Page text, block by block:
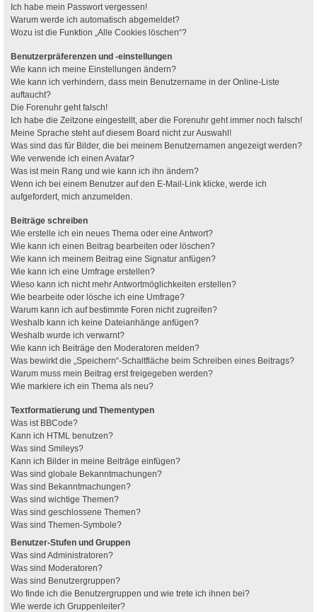
Ich habe mein Passwort vergessen!
Warum werde ich automatisch abgemeldet?
Wozu ist die Funktion „Alle Cookies löschen“?
Benutzerpräferenzen und -einstellungen
Wie kann ich meine Einstellungen ändern?
Wie kann ich verhindern, dass mein Benutzername in der Online-Liste
auftaucht?
Die Forenuhr geht falsch!
Ich habe die Zeitzone eingestellt, aber die Forenuhr geht immer noch falsch!
Meine Sprache steht auf diesem Board nicht zur Auswahl!
Was sind das für Bilder, die bei meinem Benutzernamen angezeigt werden?
Wie verwende ich einen Avatar?
Was ist mein Rang und wie kann ich ihn ändern?
Wenn ich bei einem Benutzer auf den E-Mail-Link klicke, werde ich
aufgefordert, mich anzumelden.
Beiträge schreiben
Wie erstelle ich ein neues Thema oder eine Antwort?
Wie kann ich einen Beitrag bearbeiten oder löschen?
Wie kann ich meinem Beitrag eine Signatur anfügen?
Wie kann ich eine Umfrage erstellen?
Wieso kann ich nicht mehr Antwortmöglichkeiten erstellen?
Wie bearbeite oder lösche ich eine Umfrage?
Warum kann ich auf bestimmte Foren nicht zugreifen?
Weshalb kann ich keine Dateianhänge anfügen?
Weshalb wurde ich verwarnt?
Wie kann ich Beiträge den Moderatoren melden?
Was bewirkt die „Speichern“-Schaltfläche beim Schreiben eines Beitrags?
Warum muss mein Beitrag erst freigegeben werden?
Wie markiere ich ein Thema als neu?
Textformatierung und Thementypen
Was ist BBCode?
Kann ich HTML benutzen?
Was sind Smileys?
Kann ich Bilder in meine Beiträge einfügen?
Was sind globale Bekanntmachungen?
Was sind Bekanntmachungen?
Was sind wichtige Themen?
Was sind geschlossene Themen?
Was sind Themen-Symbole?
Benutzer-Stufen und Gruppen
Was sind Administratoren?
Was sind Moderatoren?
Was sind Benutzergruppen?
Wo finde ich die Benutzergruppen und wie trete ich ihnen bei?
Wie werde ich Gruppenleiter?